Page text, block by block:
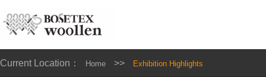
Current Location： Home >> Exhibition Highlights